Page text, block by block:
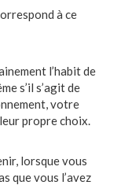
à ce
l’habit de
s’il s’agit de
votre
propre choix.
lorsque vous
que vous l’avez